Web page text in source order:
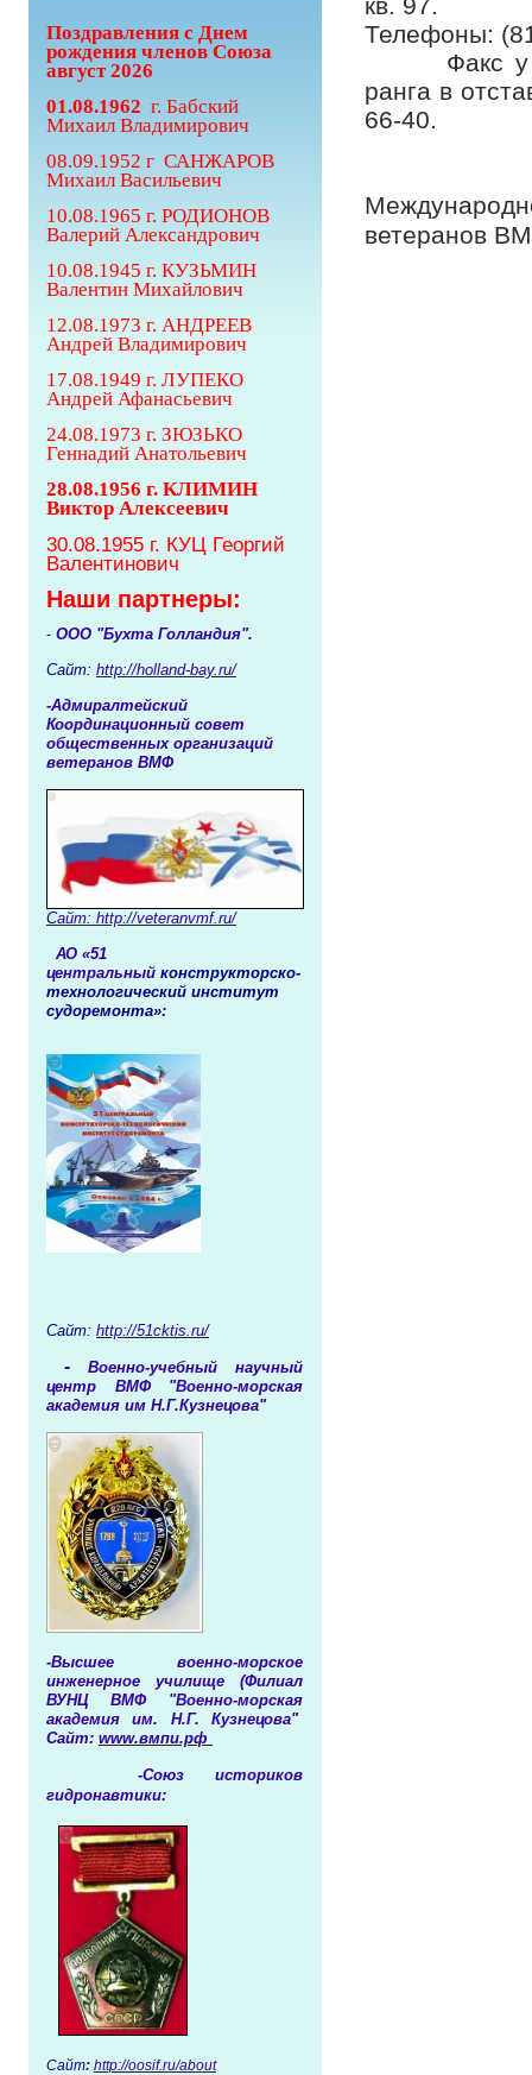
Поздравления с Днем
рождения членов Союза
август 2026
01.08.1962 г. Бабский
Михаил Владимирович
08.09.1952 г САНЖАРОВ
Михаил Васильевич
10.08.1965 г. РОДИОНОВ
Валерий Александрович
10.08.1945 г. КУЗЬМИН
Валентин Михайлович
12.08.1973 г. АНДРЕЕВ
Андрей Владимирович
17.08.1949 г. ЛУПЕКО
Андрей Афанасьевич
24.08.1973 г. ЗЮЗЬКО
Геннадий Анатольевич
28.08.1956 г. КЛИМИН
Виктор Алексеевич
30.08.1955 г. КУЦ Георгий
Валентинович
Наши партнеры:
- ООО "Бухта Голландия".
Сайт: http://holland-bay.ru/
-Адмиралтейский
Координационный совет
общественных организаций
ветеранов ВМФ
Сайт: http://veteranvmf.ru/
АО «51
центральный конструкторско-
технологический институт
судоремонта»:
Сайт: http://51cktis.ru/
- Военно-учебный научный
центр ВМФ "Военно-морская
академия им Н.Г.Кузнецова"
-Высшее военно-морское
инженерное училище (Филиал
ВУНЦ ВМФ "Военно-морская
академия им. Н.Г. Кузнецова"
Сайт: www.вмпи.рф
-Союз историков
гидронавтики:
Сайт: http://oosif.ru/about
Телефоны:
Факс у
ранга в
66-40.
ветеранов